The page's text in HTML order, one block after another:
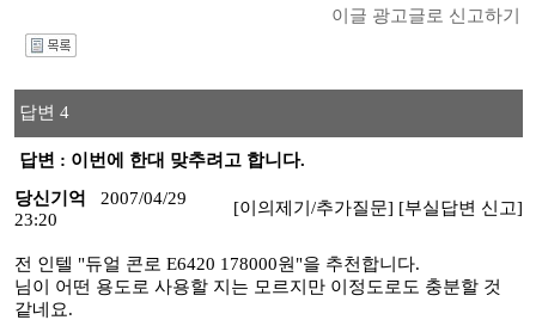
이글 광고글로 신고하기
답변 4
답변 : 이번에 한대 맞추려고 합니다.
당신기억
2007/04/29
23:20
[이의제기/추가질문] [부실답변 신고]
전 인텔 "듀얼 콘로 E6420 178000원"을 추천합니다.
님이 어떤 용도로 사용할 지는 모르지만 이정도로도 충분할 것
같네요.